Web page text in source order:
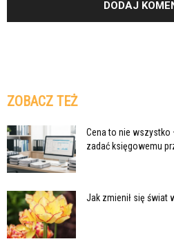
ZOBACZ TEŻ
Cena to nie wszystko
zadać księgowemu
Jak zmienił się świat